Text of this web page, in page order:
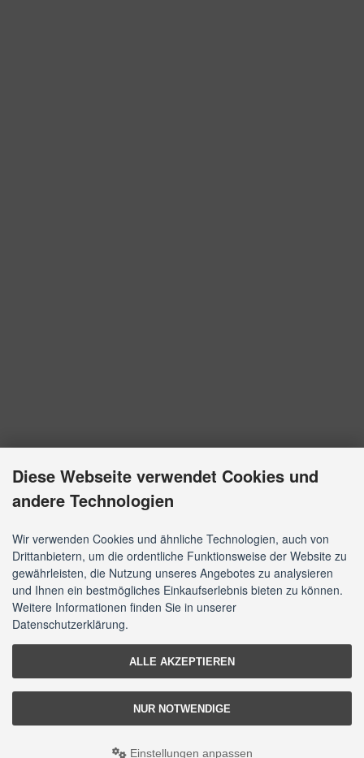
Diese Webseite verwendet Cookies und
andere Technologien
Wir verwenden Cookies und ähnliche Technologien, auch von
Drittanbietern, um die ordentliche Funktionsweise der Website zu
gewährleisten, die Nutzung unseres Angebotes zu analysieren
und Ihnen ein bestmögliches Einkaufserlebnis bieten zu können.
Weitere Informationen finden Sie in unserer
Datenschutzerklärung.
ALLE AKZEPTIEREN
NUR NOTWENDIGE
Einstellungen anpassen